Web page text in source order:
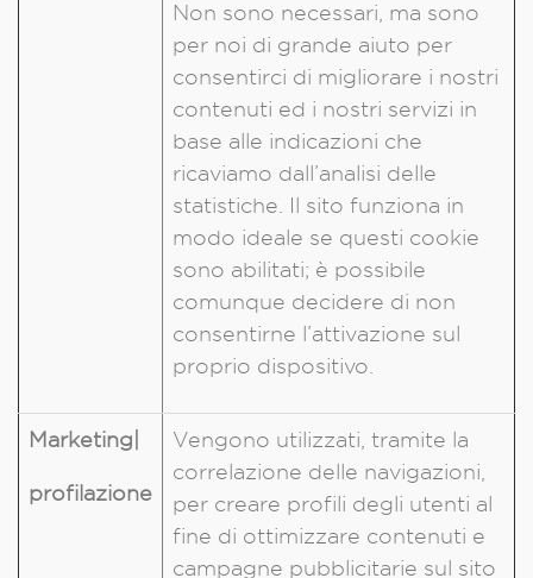
Non sono necessari, ma sono
per noi di grande aiuto per
consentirci di migliorare i nostri
contenuti ed i nostri servizi in
base alle indicazioni che
ricaviamo dall’analisi delle
statistiche. Il sito funziona in
modo ideale se questi cookie
sono abilitati; è possibile
comunque decidere di non
consentirne l’attivazione sul
proprio dispositivo.
Marketing|
profilazione
Vengono utilizzati, tramite la
correlazione delle navigazioni,
per creare profili degli utenti al
fine di ottimizzare contenuti e
campagne pubblicitarie sul sito